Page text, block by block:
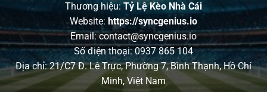
Thương hiệu:Tỷ Lệ Kèo Nhà Cái
Website: https://syncgenius.io
Email:contact@syncgenius.io
Số điện thoại: 0937 865 104
Địa chỉ: 21/C7 Đ. Lê Trực, Phường 7, Bình Thạnh, Hồ Chí
Minh, Việt Nam